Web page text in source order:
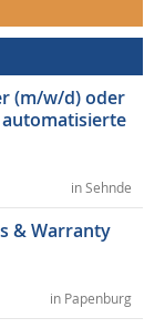
(m/w/d) oder
in Sehnde
& Warranty
in Papenburg